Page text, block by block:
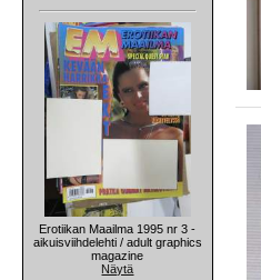
Erotiikan Maailma 1995 nr 3 -
aikuisviihdelehti / adult graphics
magazine
Näytä